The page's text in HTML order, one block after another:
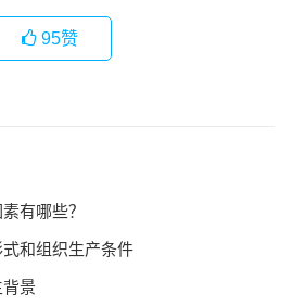
95赞
有哪些？
和组织生产条件
景